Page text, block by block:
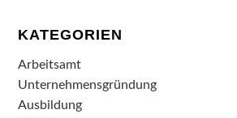
KATEGORIEN
Arbeitsamt
Unternehmensgründung
Ausbildung